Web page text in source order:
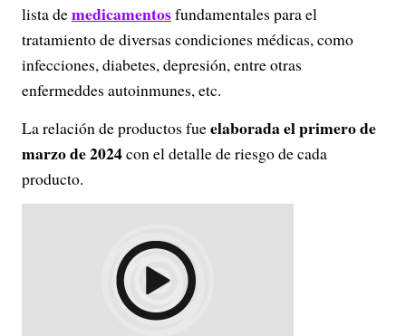
lista demedicamentosfundamentales para el
tratamiento de diversas condiciones médicas, como
infecciones, diabetes, depresión, entre otras
enfermeddes autoinmunes, etc.
La relación de productos fueelaborada el primero de
marzo de 2024con el detalle de riesgo de cada
producto.